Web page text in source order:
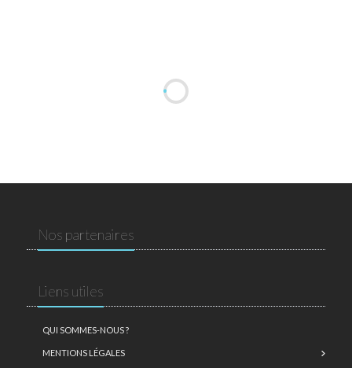
Nos partenaires
Liens utiles
QUI SOMMES-NOUS ?
MENTIONS LÉGALES